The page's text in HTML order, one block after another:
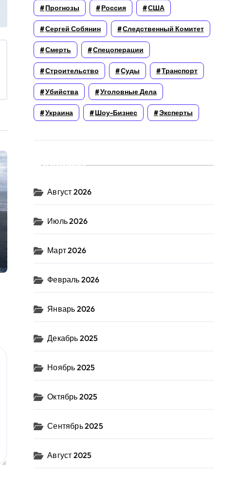
Прогнозы Россия США
Сергей Собянин Следственный Комитет
Смерть Спецоперации
Строительство Суды Транспорт
Убийства Уголовные Дела
Украина Шоу-Бизнес Эксперты
Архивы
Август 2026
Июль 2026
Март 2026
Февраль 2026
Январь 2026
Декабрь 2025
Ноябрь 2025
Октябрь 2025
Сентябрь 2025
Август 2025